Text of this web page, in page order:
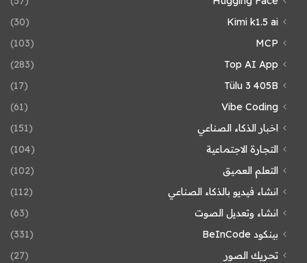
Kimi k1.5 ai
(30)
MCP
(103)
Top AI App
(283)
Tülu 3 405B
(17)
Vibe Coding
(61)
اخبار الذكاء الصناعي
(151)
التجارة الاجتماعية
(104)
التعلم العميق
(102)
انشاء فيديو بالذكاء الصناعي
(112)
انشاء وتعديل الصوت
(63)
بينكود BeInCode
(331)
تحريك الصور
(27)